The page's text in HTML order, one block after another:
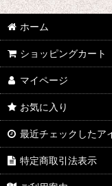
ホーム
ショッピングカート
マイページ
お気に入り
最近チェックしたア
特定商取引法表示